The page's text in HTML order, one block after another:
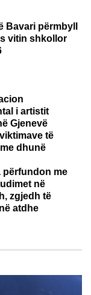
Bavari përmbyll
vitin shkollor
i artistit
Gjenevë
të
dhunë
përfundon me
në
zgjedh të
atdhe